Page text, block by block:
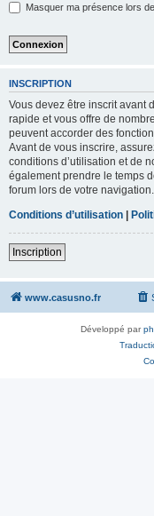
Masquer ma présence lors
INSCRIPTION
Vous devez être inscrit avant
rapide et vous offre de
peuvent accorder des
Avant de vous inscrire,
conditions d’utilisation et de
également prendre le temps
forum lors de votre navigation.
Conditions d’utilisation |
Inscription
www.casusno.fr
Développé par